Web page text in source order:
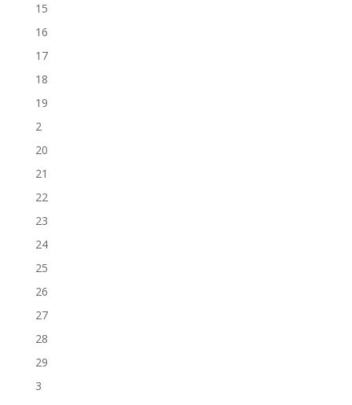
15
16
17
18
19
2
20
21
22
23
24
25
26
27
28
29
3